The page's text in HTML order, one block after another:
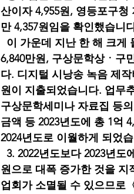
산이자 4,955원, 영등포구청
만 4,357원임을 확인했습니
이 가운데 지난 한 해 크게
6,840만원, 구상문학상ㆍ구
다. 디지털 시낭송 녹음 제
원이 지출되었습니다. 업무
구상문학세미나 자료집 등
금액 등 2023년도에 총 1억
2024년도로 이월하게 되었
3. 2022년도보다 2023년도
원으로 대폭 증가한 것을
업회가 소멸될 수 있으므로